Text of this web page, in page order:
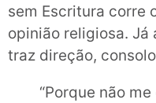
sem Escritura corre
opinião religiosa. Já
traz direção,
“Porque não